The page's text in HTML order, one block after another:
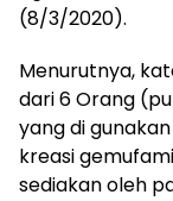
(8/3/2020).
Menurutnya,
dari 6 Orang
yang di
kreasi
sediakan oleh